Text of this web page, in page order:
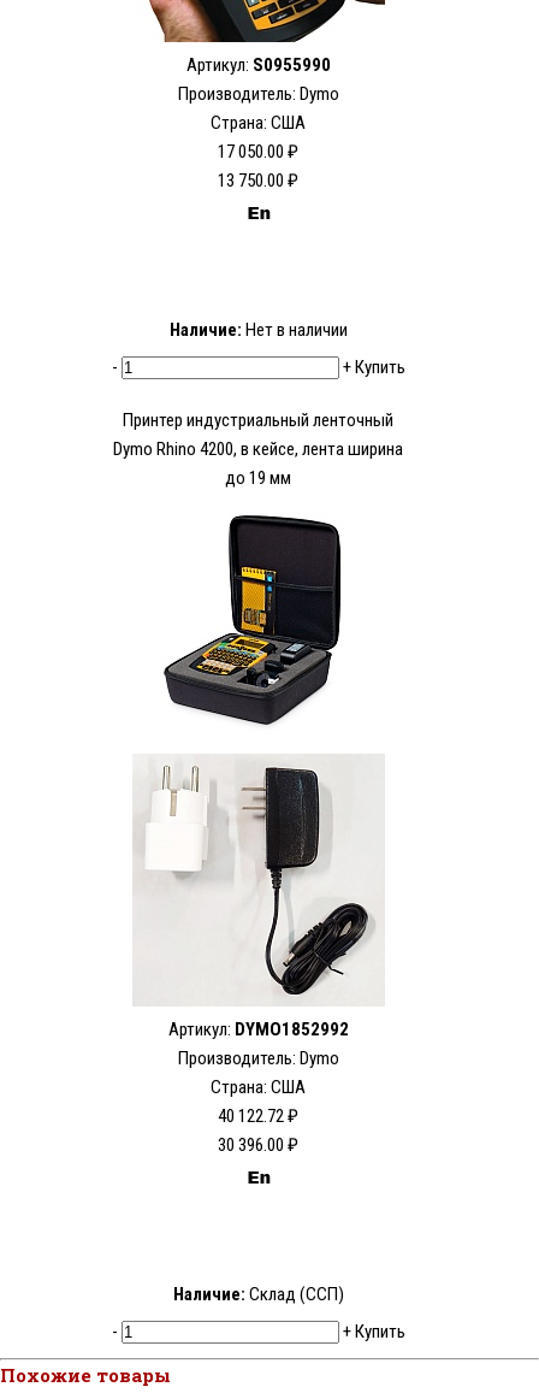
Артикул: S0955990
Производитель: Dymo
Страна: США
17 050.00 ₽
13 750.00 ₽
Наличие: Нет в наличии
-
+Купить
Принтер индустриальный ленточный
Dymo Rhino 4200, в кейсе, лента ширина
до 19 мм
Артикул: DYMO1852992
Производитель: Dymo
Страна: США
40 122.72 ₽
30 396.00 ₽
Наличие: Склад (ССП)
-
+Купить
Похожие товары